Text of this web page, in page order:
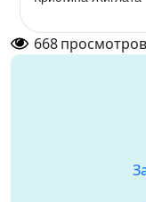
668просмотров